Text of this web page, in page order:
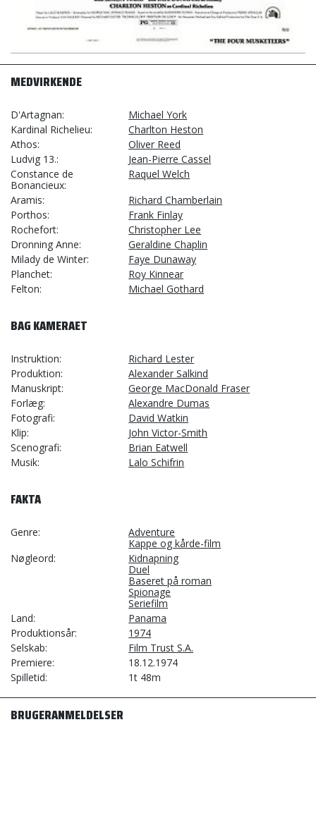
MEDVIRKENDE
D'Artagnan
Michael York
Kardinal Richelieu
Charlton Heston
Athos
Oliver Reed
Ludvig 13.
Jean-Pierre Cassel
Constance de
Bonancieux
Raquel Welch
Aramis
Richard Chamberlain
Porthos
Frank Finlay
Rochefort
Christopher Lee
Dronning Anne
Geraldine Chaplin
Milady de Winter
Faye Dunaway
Planchet
Roy Kinnear
Felton
Michael Gothard
BAG KAMERAET
Instruktion
Richard Lester
Produktion
Alexander Salkind
Manuskript
George MacDonald Fraser
Forlæg
Alexandre Dumas
Fotografi
David Watkin
Klip
John Victor-Smith
Scenografi
Brian Eatwell
Musik
Lalo Schifrin
FAKTA
Genre
Adventure
Kappe og kårde-film
Nøgleord
Kidnapning
Duel
Baseret på roman
Spionage
Seriefilm
Land
Panama
Produktionsår
1974
Selskab
Film Trust S.A.
Premiere
18.12.1974
Spilletid
1t 48m
BRUGERANMELDELSER